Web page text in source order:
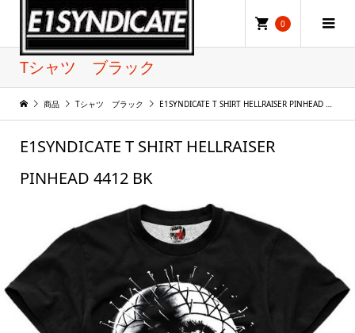
0
Tシャツ ブラック
商品 Tシャツ ブラック E1SYNDICATE T SHIRT HELLRAISER PINHEAD 4412 BK
E1SYNDICATE T SHIRT HELLRAISER
PINHEAD 4412 BK